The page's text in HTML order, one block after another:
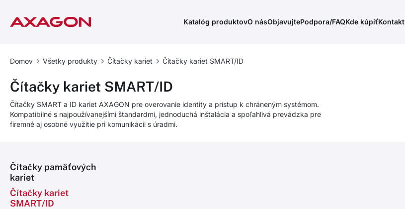
Katalóg produktovO násObjavujtePodpora/FAQKde kúpiťKontakt
Domov Všetky produkty Čítačky kariet Čítačky kariet SMART/ID
Čítačky kariet SMART/ID
Čítačky SMART a ID kariet AXAGON pre overovanie identity a prístup k chráneným systémom.
Kompatibilné s najpoužívanejšími štandardmi, jednoduchá inštalácia a spoľahlivá prevádzka pre
firemné aj osobné využitie pri komunikácii s úradmi.
Čítačky pamäťových
kariet
Čítačky kariet
SMART/ID